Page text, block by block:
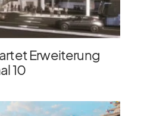
Erweiterung
10